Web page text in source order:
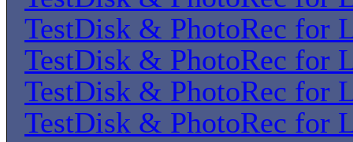
TestDisk & PhotoRec for
TestDisk & PhotoRec for
TestDisk & PhotoRec for
TestDisk & PhotoRec for